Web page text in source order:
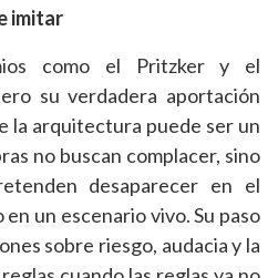
imitar
como el Pritzker y el
su verdadera aportación
la arquitectura puede ser un
no buscan complacer, sino
desaparecer en el
un escenario vivo. Su paso
sobre riesgo, audacia y la